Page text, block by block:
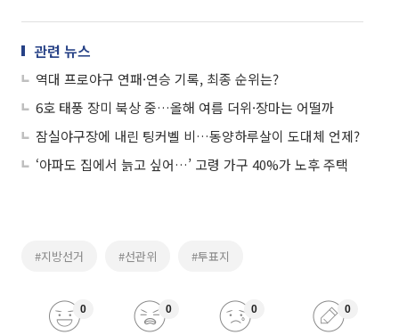
관련 뉴스
역대 프로야구 연패·연승 기록, 최종 순위는?
6호 태풍 장미 북상 중…올해 여름 더위·장마는 어떨까
잠실야구장에 내린 팅커벨 비…동양하루살이 도대체 언제?
‘아파도 집에서 늙고 싶어…’ 고령 가구 40%가 노후 주택
#지방선거 #선관위 #투표지
0 0 0 0